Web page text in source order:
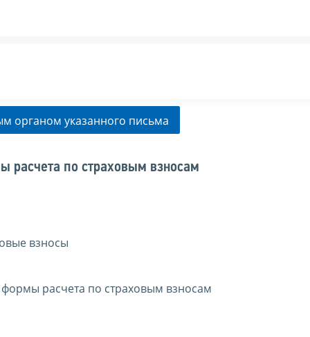
органом указанного письма
расчета по страховым взносам
взносы
расчета по страховым взносам